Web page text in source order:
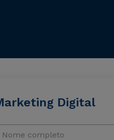
Digital
Nome completo